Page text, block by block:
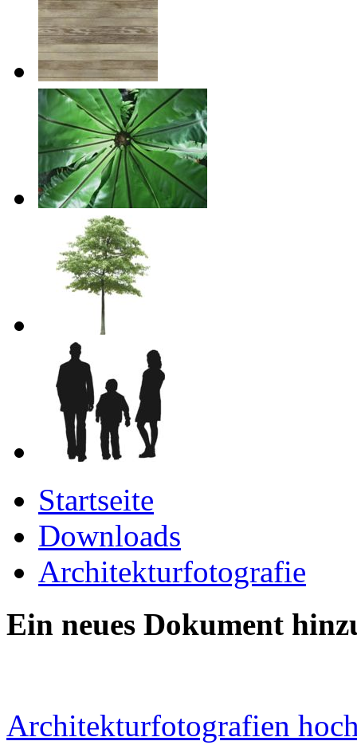
Startseite
Downloads
Architekturfotografie
Ein neues Dokument
Architekturfotografien